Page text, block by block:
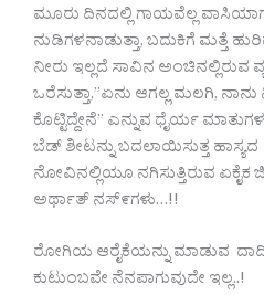
ಮೂರು ದಿನದಲ್ಲಿ ಗಾಯವೆಲ್ಲ
ನುಡಿಗಳನಾಡುತ್ತಾ, ಬದುಕಿಗೆ ಮತ್ತೆ
ನೀರು ಇಲ್ಲದೆ ಸಾವಿನ ಅಂಚಿನಲ್ಲಿರುವ
ಒರೆಸುತ್ತಾ,”ಏನು ಆಗಲ್ಲ ಮಲಗಿ,
ಕೊಟ್ಟಿದ್ದೇನೆ” ಎನ್ನುವ ಧೈರ್ಯ
ಬೆಡ್ ಶೀಟನ್ನು ಬದಲಾಯಿಸುತ್ತ
ನೋವಿನಲ್ಲಿಯೂ ನಗಿಸುತ್ತಿರುವ ಏಕೈಕ
ಅರ್ಥಾತ್ ನಸ್೯ಗಳು…!!
ರೋಗಿಯ ಆರೈಕೆಯನ್ನು ಮಾಡುವ
ಕುಟುಂಬವೇ ನೆನಪಾಗುವುದೇ ಇಲ್ಲ..!